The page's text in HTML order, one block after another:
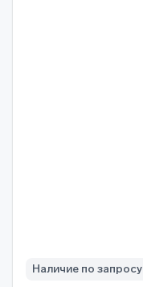
Наличие по запросу